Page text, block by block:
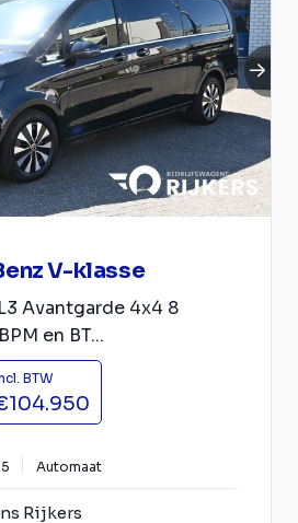
V-klasse
Avantgarde 4x4 8
en BT...
BTW
Automaat
Rijkers